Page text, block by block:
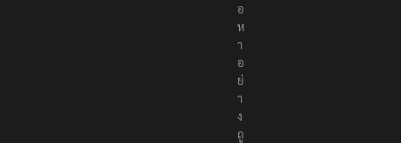
นื้
อ
ห
า
อ
ย่
า
ง